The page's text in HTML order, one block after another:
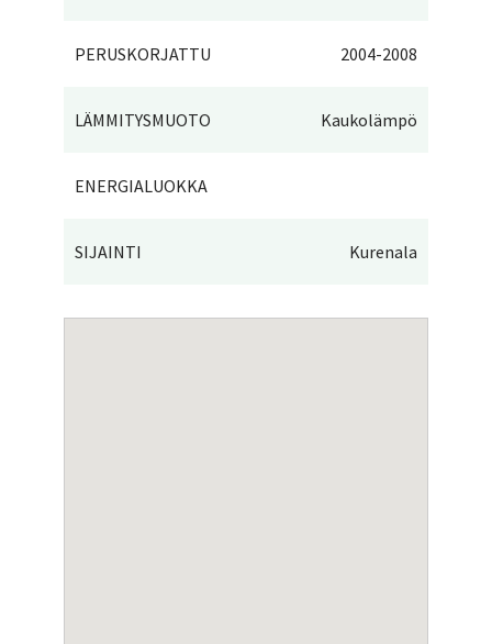
PERUSKORJATTU 2004-2008
LÄMMITYSMUOTO Kaukolämpö
ENERGIALUOKKA
SIJAINTI Kurenala